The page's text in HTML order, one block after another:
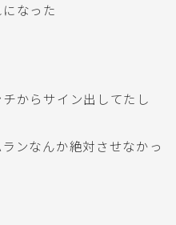
なった
からサイン出してたし
ンなんか絶対させなかっ